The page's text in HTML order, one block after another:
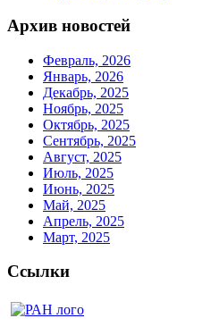
Архив новостей
Февраль, 2026
Январь, 2026
Декабрь, 2025
Ноябрь, 2025
Октябрь, 2025
Сентябрь, 2025
Август, 2025
Июль, 2025
Июнь, 2025
Май, 2025
Апрель, 2025
Март, 2025
Ссылки